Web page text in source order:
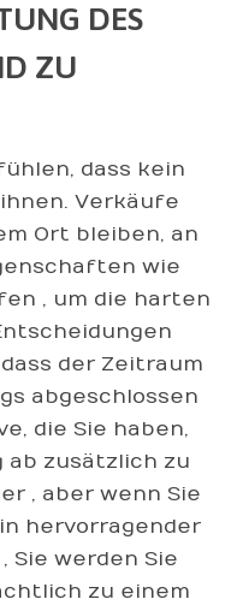
DES
ZU
dass kein
Verkäufe
Ort bleiben, an
wie
, um die harten
der Zeitraum
abgeschlossen
die Sie haben,
ab zusätzlich zu
, aber wenn Sie
hervorragender
Sie werden Sie
zu einem